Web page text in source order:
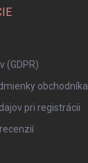
(GDPR)
obchodníka
pri registrácii